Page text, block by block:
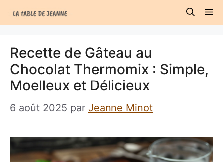
au
Recette de Gâteau au
Chocolat Thermomix : Simple,
Moelleux et Délicieux
6 août 2025 par Jeanne Minot